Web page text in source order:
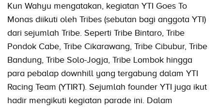
Kun Wahyu mengatakan, kegiatan YTI Goes To
Monas diikuti oleh Tribes (sebutan bagi anggota YTI)
dari sejumlah Tribe. Seperti Tribe Bintaro, Tribe
Pondok Cabe, Tribe Cikarawang, Tribe Cibubur, Tribe
Bandung, Tribe Solo-Jogja, Tribe Lombok hingga
para pebalap downhill yang tergabung dalam YTI
Racing Team (YTIRT). Sejumlah founder YTI juga ikut
hadir mengikuti kegiatan parade ini. Dalam